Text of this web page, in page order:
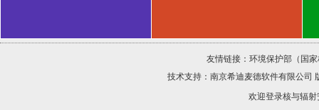
友情链接： 环境保护部（国
技术支持：南京希迪麦德软件有限公司
欢迎登录核与辐